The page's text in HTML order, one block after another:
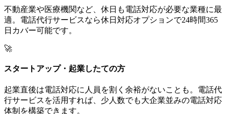
不動産業や医療機関など、休日も電話対応が必要な業種に最
適。電話代行サービスなら休日対応オプションで24時間365
日カバー可能です。
🚀
スタートアップ・起業したての方
起業直後は電話対応に人員を割く余裕がないことも。電話代
行サービスを活用すれば、少人数でも大企業並みの電話対応
体制を構築できます。